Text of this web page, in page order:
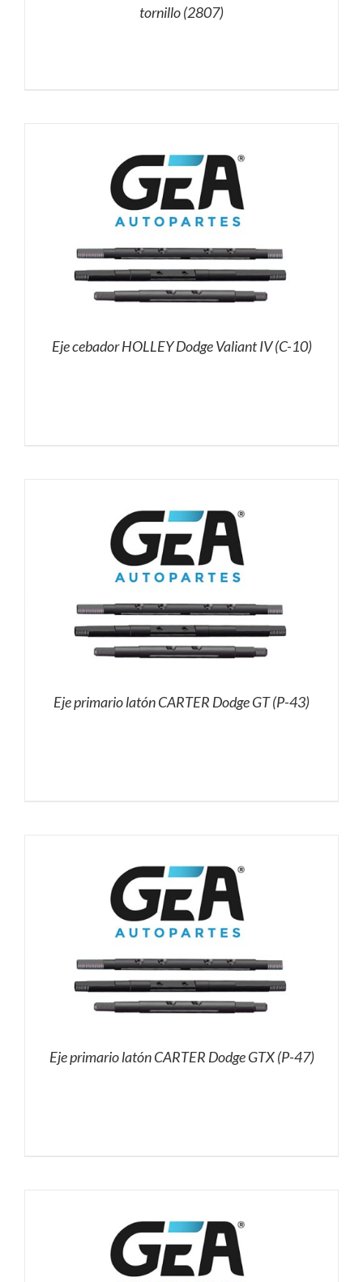
tornillo (2807)
Eje cebador HOLLEY Dodge Valiant IV (C-10)
Eje primario latón CARTER Dodge GT (P-43)
Eje primario latón CARTER Dodge GTX (P-47)